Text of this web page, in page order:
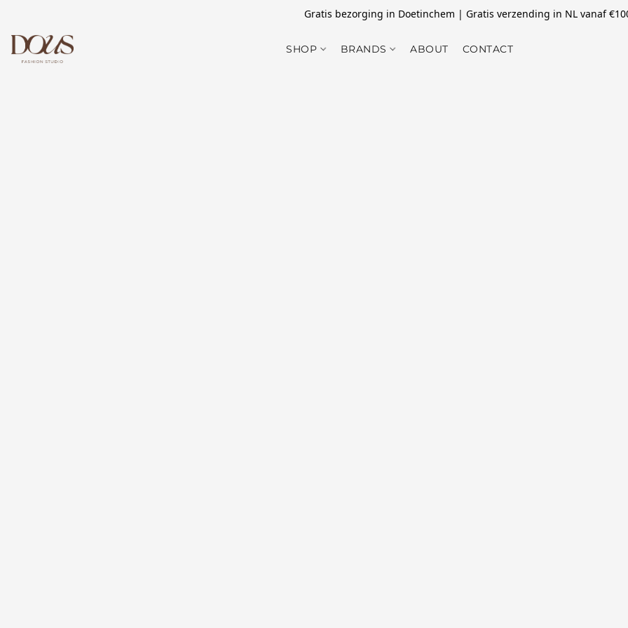
Gratis bezorging in Doetinchem | Gratis verzending in NL vanaf
SHOP BRANDS ABOUT CONTACT